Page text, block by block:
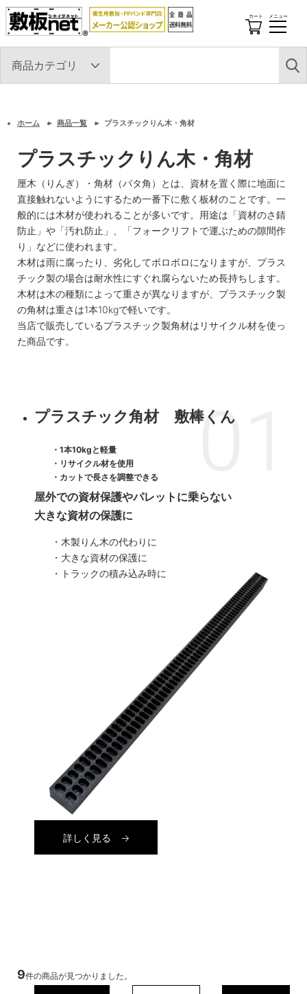
カート メニュー
開
る
ホーム 商品一覧 プラスチックりん木・角材
プラスチックりん木・角材
厘木（りんぎ）・角材（バタ角）とは、資材を置く際に地面に
直接触れないようにするため一番下に敷く板材のことです。一
般的には木材が使われることが多いです。用途は「資材のさ錆
防止」や「汚れ防止」、「フォークリフトで運ぶための隙間作
り」などに使われます。
木材は雨に腐ったり、劣化してボロボロになりますが、プラス
チック製の場合は耐水性にすぐれ腐らないため長持ちします。
木材は木の種類によって重さが異なりますが、プラスチック製
の角材は重さは1本10kgで軽いです。
当店で販売しているプラスチック製角材はリサイクル材を使っ
た商品です。
プラスチック角材 敷棒くん
1本10kgと軽量
リサイクル材を使用
カットで長さを調整できる
屋外での資材保護やパレットに乗らない
大きな資材の保護に
木製りん木の代わりに
大きな資材の保護に
トラックの積み込み時に
詳しく見る
9件の商品が見つかりました。